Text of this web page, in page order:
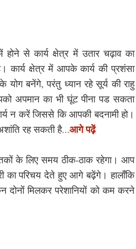
से कार्य क्षेत्र में उतार चढ़ाव का
कार्य क्षेत्र में आपके कार्य की प्रशंसा
योग बनेंगे, परंतु ध्यान रहे सूर्य की राहु
अपमान का भी घूंट पीना पड सकता
न करें जिससे कि आपकी बदनामी हो।
रह सकती है...आगे पढ़ें
के लिए समय ठीक-ठाक रहेगा। आप
का परिचय देते हुए आगे बढ़ेंगे। हालाँकि
दोनों मिलकर परेशानियों को कम करने